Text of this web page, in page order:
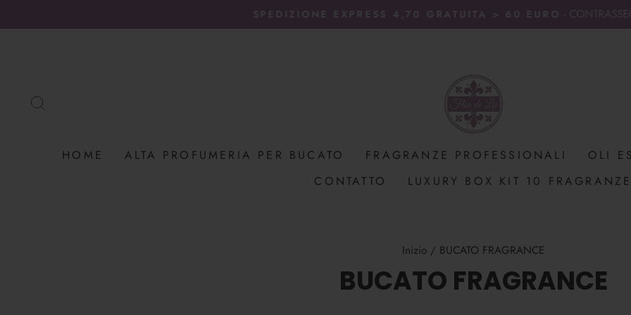
direttamente
Metti
presentazione
SPEDIZIONE EXPRESS 4,70 GRATUITA > 60 EURO -
HOME ALTA PROFUMERIA PER BUCATO FRAGRANZE PROFESSIONALI OLI
CONTATTO
LUXURY BOX KIT 10 FRAGRANZE
Inizio / BUCATO FRAGRANCE
BUCATO FRAGRANCE